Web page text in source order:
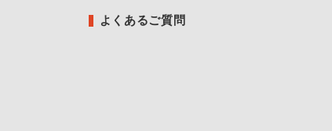
よくあるご質問